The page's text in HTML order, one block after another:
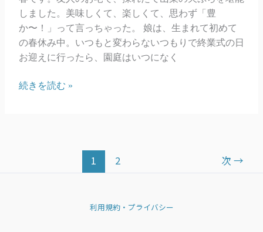
しました。美味しくて、楽しくて、思わず「豊
か〜！」って言っちゃった。 娘は、生まれて初めて
の春休み中。いつもと変わらないつもりで終業式の日
お迎えに行ったら、園庭はいつになく
リ
続きを読む »
1 2 次 →
利用規約・プライバシー